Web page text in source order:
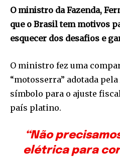
O ministro da Fazenda,
que o Brasil tem motivos
esquecer dos desafios e
O ministro fez uma
“motosserra” adotada
símbolo para o ajuste
país platino.
“Não
elétrica para